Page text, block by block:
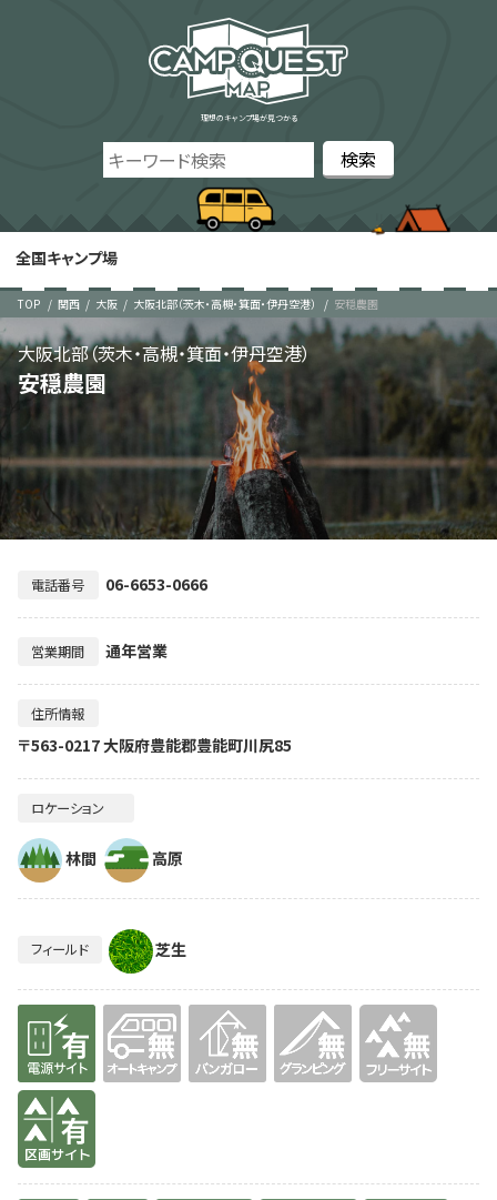
理想のキャンプ場が見つかる
全国キャンプ場
TOP 関西 大阪 大阪北部（茨木・高槻・箕面・伊丹空港） 安穏農園
安穏農園
大阪北部（茨木・高槻・箕面・伊丹空港）
電話番号 06-6653-0666
営業期間 通年営業
住所情報
〒563-0217 大阪府豊能郡豊能町川尻85
ロケーション
林間 高原
フィールド 芝生
有り 無
有り